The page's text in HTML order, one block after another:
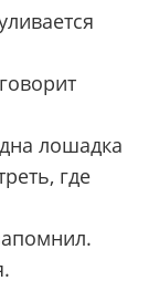
лошадка
где